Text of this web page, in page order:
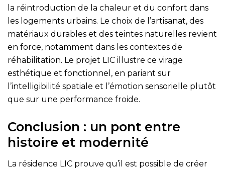
la réintroduction de la chaleur et du confort dans
les logements urbains. Le choix de l’artisanat, des
matériaux durables et des teintes naturelles revient
en force, notamment dans les contextes de
réhabilitation. Le projet LIC illustre ce virage
esthétique et fonctionnel, en pariant sur
l’intelligibilité spatiale et l’émotion sensorielle plutôt
que sur une performance froide.
Conclusion : un pont entre
histoire et modernité
La résidence LIC prouve qu’il est possible de créer